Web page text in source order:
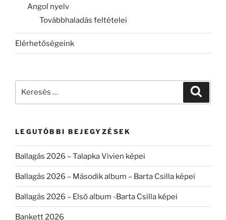
Angol nyelv
Továbbhaladás feltételei
Elérhetőségeink
LEGUTÓBBI BEJEGYZÉSEK
Ballagás 2026 – Talapka Vivien képei
Ballagás 2026 – Második album – Barta Csilla képei
Ballagás 2026 – Első album -Barta Csilla képei
Bankett 2026